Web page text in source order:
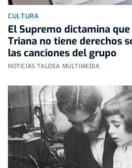
CULTURA
El Supremo dictamina
Triana no tiene derechos
las canciones del grupo
NOTICIAS TALDEA MULTIMEDIA